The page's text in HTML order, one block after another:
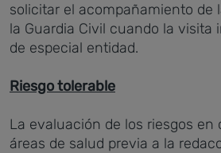
solicitar el acompañamiento de
la Guardia Civil cuando la visita
de especial entidad.
Riesgo tolerable
La evaluación de los riesgos en
áreas de salud previa a la